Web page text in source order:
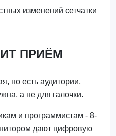
изменений сетчатки
ПРИЁМ
но есть аудитории,
а не для галочки.
и программистам - 8-
дают цифровую